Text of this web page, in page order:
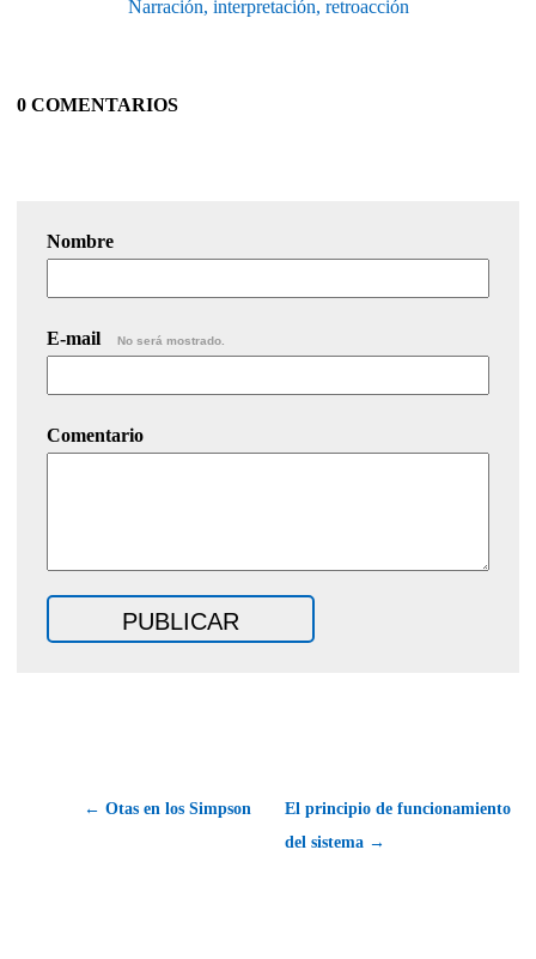
Narración, interpretación, retroacción
0 COMENTARIOS
Nombre
E-mail No será mostrado.
Comentario
← Otas en los Simpson
El principio de funcionamiento
del sistema →